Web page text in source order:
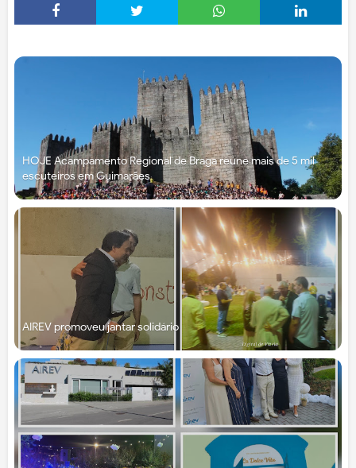
HOJE Acampamento Regional de Braga reúne mais de 5 mil
escuteiros em Guimarães
AIREV promoveu jantar solidário